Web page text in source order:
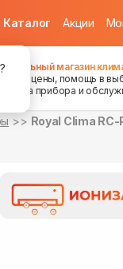
?
Каталог Акции
магазин
цены, помощь в
прибора и
Royal Clima RC-